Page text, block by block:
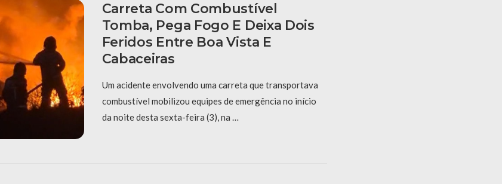
Carreta Com Combustível
Tomba, Pega Fogo E Deixa Dois
Feridos Entre Boa Vista E
Cabaceiras
Um acidente envolvendo uma carreta que transportava
combustível mobilizou equipes de emergência no início
da noite desta sexta-feira (3), na …